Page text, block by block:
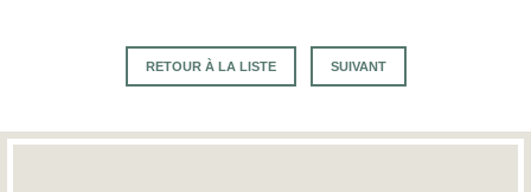
RETOUR À LA LISTE SUIVANT